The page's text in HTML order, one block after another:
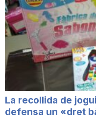
t
T
La recollida de
defensa un «dret